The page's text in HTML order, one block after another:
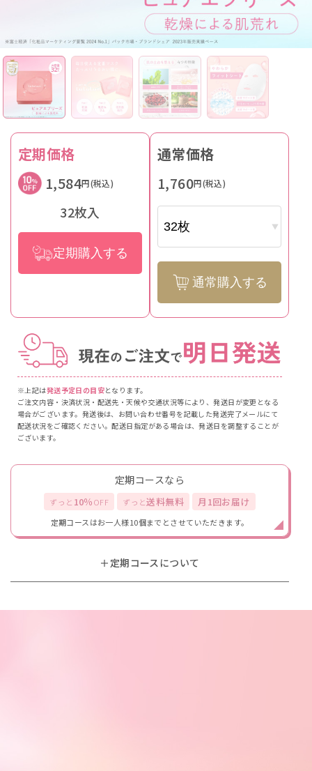
定期価格
1,584円(税込)
32枚入
定期購入する
通常価格
1,760円(税込)
通常購入する
※上記は発送予定日の目安となります。
ご注文内容・決済状況・配送先・天候や交通状況等により、発送日が変更となる
場合がございます。発送後は、お問い合わせ番号を記載した発送完了メールにて
配送状況をご確認ください。配送日指定がある場合は、発送日を調整することが
ございます。
定期コースなら
ずっと 10％OFF ずっと送料無料 月1回お届け
定期コースはお一人様10個までとさせていただきます。
＋定期コースについて